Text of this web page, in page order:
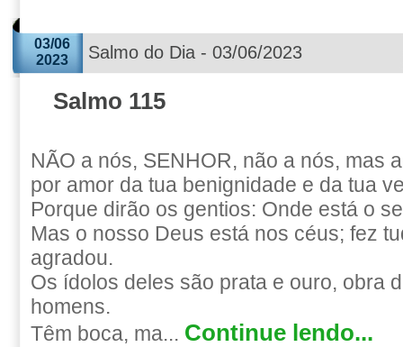
03/06
2023
Salmo do Dia - 03/06/2023
Salmo 115
NÃO a nós, SENHOR, não a nós, mas
por amor da tua benignidade e da tua
Porque dirão os gentios: Onde está o
Mas o nosso Deus está nos céus; fez
agradou.
Os ídolos deles são prata e ouro, obra
homens.
Têm boca, ma... Continue lendo...